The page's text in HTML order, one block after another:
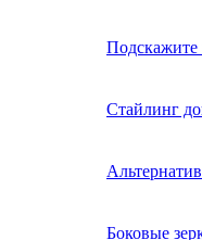
Подскажите
Стайлинг
Боковые